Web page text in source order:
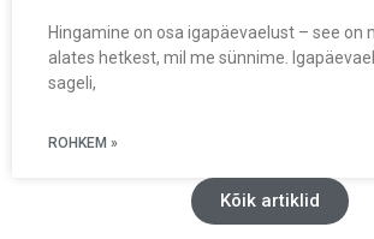
Hingamine on osa igapäevaelust – see on
alates hetkest, mil me sünnime.
sageli,
ROHKEM »
Kõik artiklid